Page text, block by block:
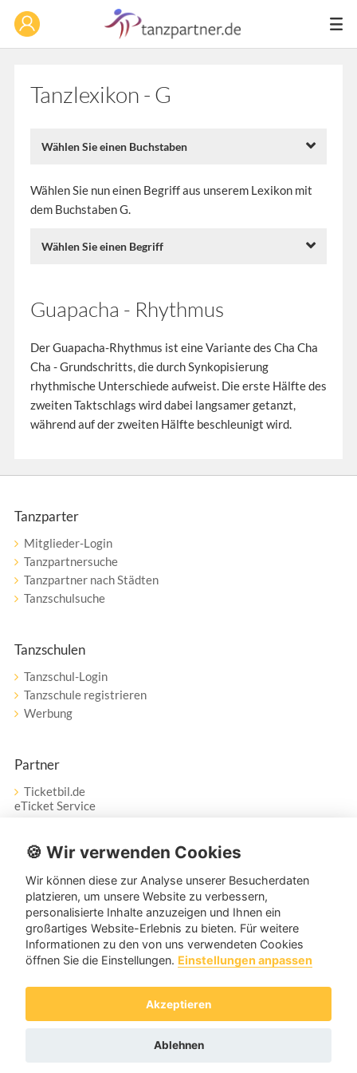
Tanzlexikon - G
Wählen Sie einen Buchstaben
Wählen Sie nun einen Begriff aus unserem Lexikon mit
dem Buchstaben G.
Wählen Sie einen Begriff
Guapacha - Rhythmus
Der Guapacha-Rhythmus ist eine Variante des Cha Cha
Cha - Grundschritts, die durch Synkopisierung
rhythmische Unterschiede aufweist. Die erste Hälfte des
zweiten Taktschlags wird dabei langsamer getanzt,
während auf der zweiten Hälfte beschleunigt wird.
Tanzparter
Mitglieder-Login
Tanzpartnersuche
Tanzpartner nach Städten
Tanzschulsuche
Tanzschulen
Tanzschul-Login
Tanzschule registrieren
Werbung
Partner
Ticketbil.de
eTicket Service
Vertrag widerrufen
Service
Unser Tanzpartner-Service hilft Ihnen bei Fragen und
Anregungen gerne weiter!
🍪 Wir verwenden Cookies
Wir können diese zur Analyse unserer Besucherdaten
platzieren, um unsere Website zu verbessern,
personalisierte Inhalte anzuzeigen und Ihnen ein
großartiges Website-Erlebnis zu bieten. Für weitere
Informationen zu den von uns verwendeten Cookies
öffnen Sie die Einstellungen. Einstellungen anpassen
Akzeptieren
Ablehnen